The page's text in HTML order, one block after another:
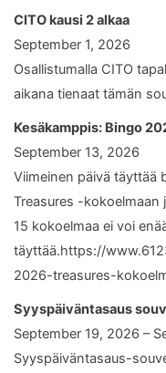
CITO kausi 2 alkaa
September 1, 2026
Osallistumalla CITO
aikana tienaat tämän
Kesäkamppis: Bingo
September 13, 2026
Viimeinen päivä täyttää
Treasures -kokoelmaan
15 kokoelmaa ei voi
täyttää.https://
2026-treasures-
Syyspäiväntasaus
September 19, 2026 –
Syyspäiväntasaus-